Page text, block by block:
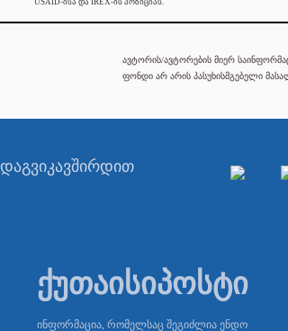
USAID-ისა და IREX-ის პოზიციას.
ავტორის/ავტორების მიერ
ფონდი არ არის პასუხისმგებელი
დაგვიკავშირდით
ქუთაისიპოსტი
ინფორმაცია, რომელსაც შეგიძლია ენდო